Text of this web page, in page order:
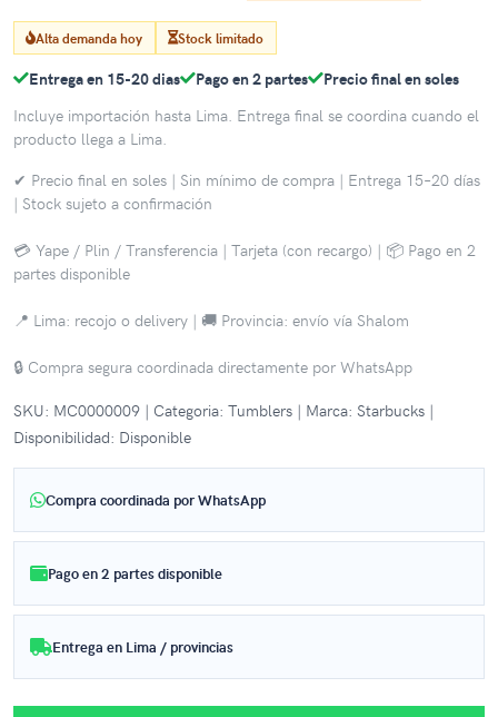
Alta demanda hoy Stock limitado
Entrega en 15-20 dias Pago en 2 partes Precio final en soles
Incluye importación hasta Lima. Entrega final se coordina cuando el
producto llega a Lima.
✔ Precio final en soles | Sin mínimo de compra | Entrega 15–20 días
| Stock sujeto a confirmación
💳 Yape / Plin / Transferencia | Tarjeta (con recargo) | 📦 Pago en 2
partes disponible
📍 Lima: recojo o delivery | 🚚 Provincia: envío vía Shalom
🔒 Compra segura coordinada directamente por WhatsApp
SKU: MC0000009 | Categoria: Tumblers | Marca: Starbucks |
Disponibilidad: Disponible
Compra coordinada por WhatsApp
Pago en 2 partes disponible
Entrega en Lima / provincias